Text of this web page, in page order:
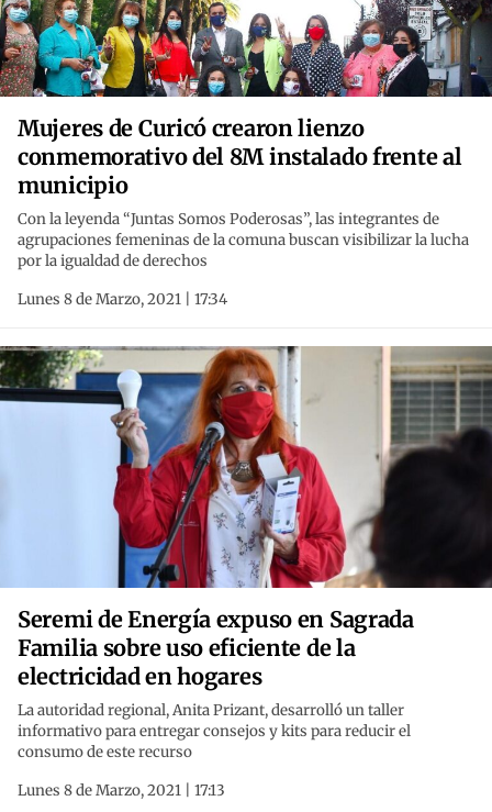
Mujeres de Curicó crearon lienzo
conmemorativo del 8M instalado frente al
municipio
Con la leyenda “Juntas Somos Poderosas”, las integrantes de
agrupaciones femeninas de la comuna buscan visibilizar la lucha
por la igualdad de derechos
Lunes 8 de Marzo, 2021 | 17:34
Seremi de Energía expuso en Sagrada
Familia sobre uso eficiente de la
electricidad en hogares
La autoridad regional, Anita Prizant, desarrolló un taller
informativo para entregar consejos y kits para reducir el
consumo de este recurso
Lunes 8 de Marzo, 2021 | 17:13